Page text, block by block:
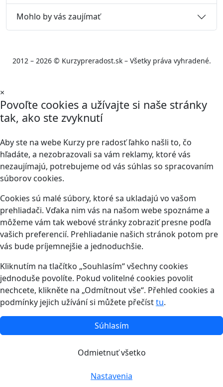
Mohlo by vás zaujímať
2012 – 2026 © Kurzypreradost.sk – Všetky práva vyhradené.
×
Povoľte cookies a užívajte si naše stránky
tak, ako ste zvyknutí
Aby ste na webe Kurzy pre radosť ľahko našli to, čo
hľadáte, a nezobrazovali sa vám reklamy, ktoré vás
nezaujímajú, potrebujeme od vás súhlas so spracovaním
súborov cookies.
Cookies sú malé súbory, ktoré sa ukladajú vo vašom
prehliadači. Vďaka nim vás na našom webe spoznáme a
môžeme vám tak webové stránky zobraziť presne podľa
vašich preferencií. Prehliadanie našich stránok potom pre
vás bude príjemnejšie a jednoduchšie.
Kliknutím na tlačítko „Souhlasím“ všechny cookies
jednoduše povolíte. Pokud volitelné cookies povolit
nechcete, klikněte na „Odmítnout vše“. Přehled cookies a
podmínky jejich užívání si můžete přečísttu.
Súhlasím
Odmietnuť všetko
Nastavenia